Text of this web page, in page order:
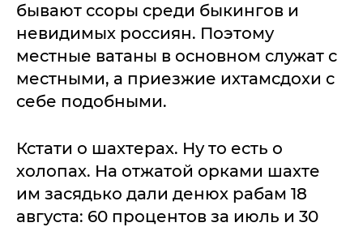
бывают ссоры среди быкингов и
невидимых россиян. Поэтому
местные ватаны в основном служат с
местными, а приезжие ихтамсдохи с
себе подобными.
Кстати о шахтерах. Ну то есть о
холопах. На отжатой орками шахте
им засядько дали денюх рабам 18
августа: 60 процентов за июль и 30